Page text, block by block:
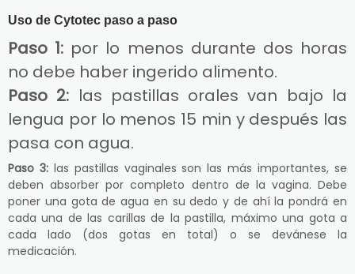
Uso de Cytotec paso a paso
Paso 1: por lo menos durante dos horas
no debe haber ingerido alimento.
Paso 2: las pastillas orales van bajo la
lengua por lo menos 15 min y después las
pasa con agua.
Paso 3:las pastillas vaginales son las más importantes, se
deben absorber por completo dentro de la vagina. Debe
poner una gota de agua en su dedo y de ahí la pondrá en
cada una de las carillas de la pastilla, máximo una gota a
cada lado (dos gotas en total) o se devánese la
medicación.